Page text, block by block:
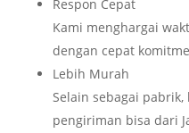
Respon Cepat
Kami menghargai
dengan cepat
Lebih Murah
Selain sebagai
pengiriman bisa dari